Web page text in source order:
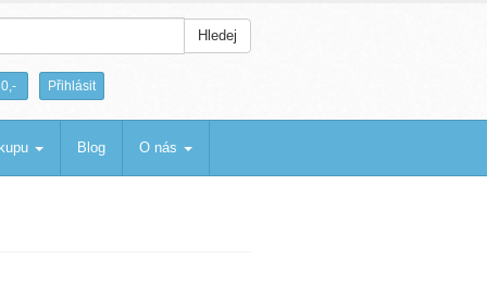
Hledej
0,- Přihlásit
Blog O nás